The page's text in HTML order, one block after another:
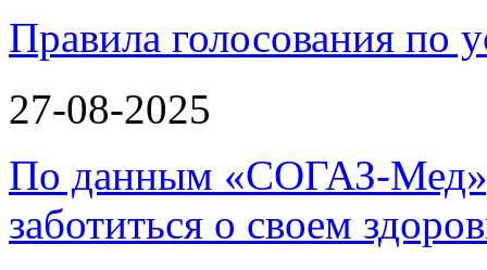
Правила голосования по
27-08-2025
По данным «СОГАЗ-
заботиться о своем